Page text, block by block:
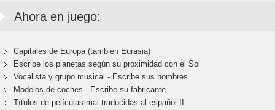
Ahora en juego:
Capitales de Europa (también Eurasia)
Escribe los planetas según su proximidad con el Sol
Vocalista y grupo musical - Escribe sus nombres
Modelos de coches - Escribe su fabricante
Títulos de películas mal traducidas al español II